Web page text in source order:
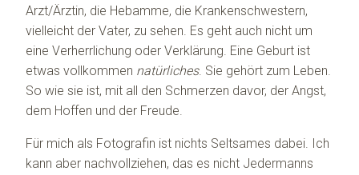
Arzt/Ärztin, die Hebamme, die Krankenschwestern,
vielleicht der Vater, zu sehen. Es geht auch nicht um
eine Verherrlichung oder Verklärung. Eine Geburt ist
etwas vollkommen natürliches. Sie gehört zum Leben.
So wie sie ist, mit all den Schmerzen davor, der Angst,
dem Hoffen und der Freude.
Für mich als Fotografin ist nichts Seltsames dabei. Ich
kann aber nachvollziehen, das es nicht Jedermanns